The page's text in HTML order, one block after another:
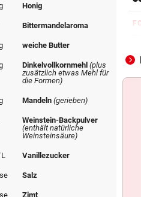
Honig
Bittermandelaroma
weiche Butter
Dinkelvollkornmehl(plus
zusätzlich etwas Mehl für
die Formen)
Mandeln(gerieben)
Weinstein-Backpulver
(enthält natürliche
Weinsteinsäure)
Vanillezucker
Salz
Zimt